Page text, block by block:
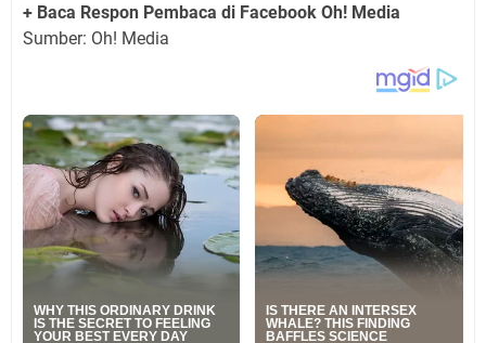
+ Baca Respon Pembaca di Facebook Oh! Media
Sumber: Oh! Media